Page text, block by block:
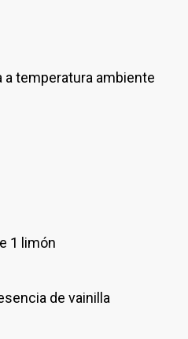
a temperatura ambiente
1 limón
de vainilla